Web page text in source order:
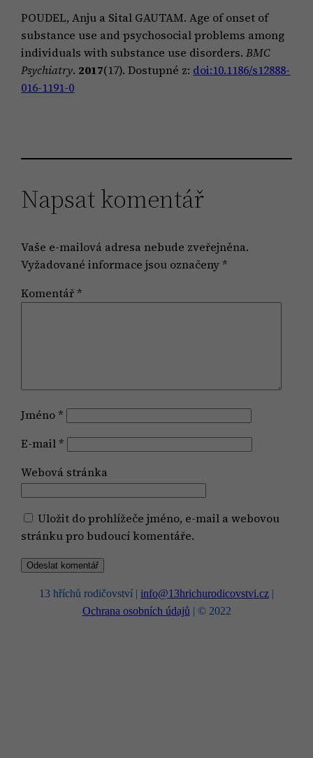
POUDEL, Anju a Sital GAUTAM. Age of onset of
substance use and psychosocial problems among
individuals with substance use disorders.BMC
Psychiatry. 2017(17). Dostupné z: doi:10.1186/s12888-
016-1191-0
Napsat komentář
Vaše e-mailová adresa nebude zveřejněna.
Vyžadované informace jsou označeny*
Komentář*
Jméno*
E-mail*
Webová stránka
Uložit do prohlížeče jméno, e-mail a webovou
stránku pro budoucí komentáře.
13 hříchů rodičovství | info@13hrichurodicovstvi.cz |
Ochrana osobních údajů | © 2022